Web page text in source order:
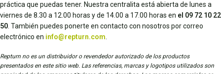
práctica que puedas tener. Nuestra centralita está abierta de lunes a
viernes de 8.30 a 12.00 horas y de 14.00 a 17.00 horas en el 09 72 10 22
50 . También puedes ponerte en contacto con nosotros por correo
electrónico en info@repturn.com
Repturn no es un distribuidor o revendedor autorizado de los productos
presentados en este sitio web. Las referencias, marcas y logotipos utilizados son